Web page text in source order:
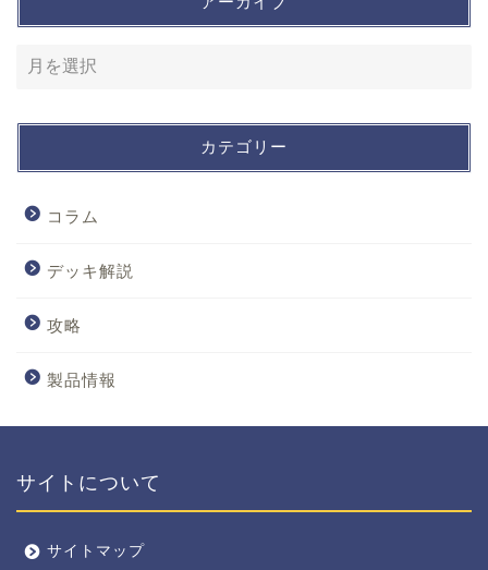
カテゴリー
コラム
デッキ解説
攻略
製品情報
サイトについて
サイトマップ